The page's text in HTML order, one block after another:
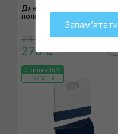
Для работы с
полиуретановой плёнкой
315 ₴
270 ₴
Скидка 15%
177:21:18
Запамʼятати